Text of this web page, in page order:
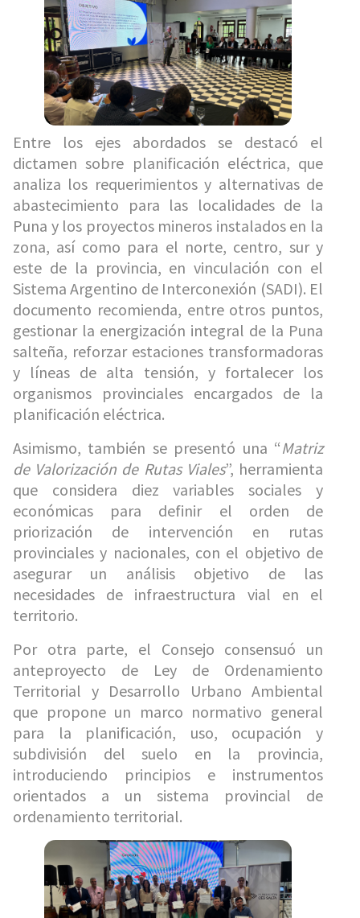
Entre los ejes abordados se destacó el
dictamen sobre planificación eléctrica, que
analiza los requerimientos y alternativas de
abastecimiento para las localidades de la
Puna y los proyectos mineros instalados en la
zona, así como para el norte, centro, sur y
este de la provincia, en vinculación con el
Sistema Argentino de Interconexión (SADI). El
documento recomienda, entre otros puntos,
gestionar la energización integral de la Puna
salteña, reforzar estaciones transformadoras
y líneas de alta tensión, y fortalecer los
organismos provinciales encargados de la
planificación eléctrica.
Asimismo, también se presentó una “Matriz
de Valorización de Rutas Viales”, herramienta
que considera diez variables sociales y
económicas para definir el orden de
priorización de intervención en rutas
provinciales y nacionales, con el objetivo de
asegurar un análisis objetivo de las
necesidades de infraestructura vial en el
territorio.
Por otra parte, el Consejo consensuó un
anteproyecto de Ley de Ordenamiento
Territorial y Desarrollo Urbano Ambiental
que propone un marco normativo general
para la planificación, uso, ocupación y
subdivisión del suelo en la provincia,
introduciendo principios e instrumentos
orientados a un sistema provincial de
ordenamiento territorial.